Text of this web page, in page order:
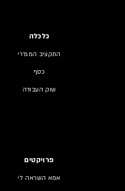
כלכלה
התקציב המגדרי
כסף
שוק העבודה
פרויקטים
אמא השראה לי